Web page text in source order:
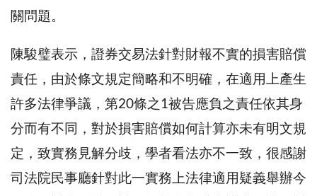
關問題。
陳駿璧表示，證券交易法針對財報不實的損害賠償
責任，由於條文規定簡略和不明確，在適用上產生
許多法律爭議，第20條之1被告應負之責任依其身
分而有不同，對於損害賠償如何計算亦未有明文規
定，致實務見解分歧，學者看法亦不一致，很感謝
司法院民事廳針對此一實務上法律適用疑義舉辦今